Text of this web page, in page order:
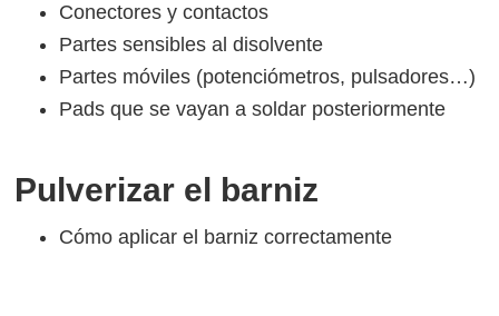
Conectores y contactos
Partes sensibles al disolvente
Partes móviles (potenciómetros, pulsadores…)
Pads que se vayan a soldar posteriormente
Pulverizar el barniz
Cómo aplicar el barniz correctamente